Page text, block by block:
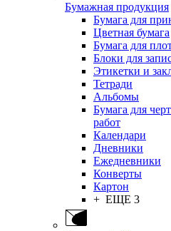
Бумажная продукция
Бумага для
Цветная бумага
Бумага для
Блоки для
Этикетки и
Тетради
Альбомы
Бумага для
работ
Календари
Дневники
Ежедневники
Конверты
Картон
+ ЕЩЕ 3